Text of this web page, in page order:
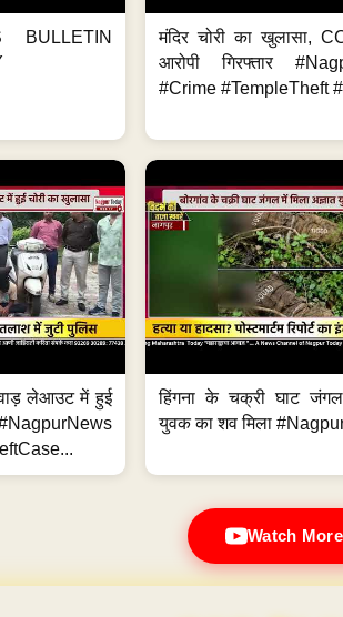
मंदिर चोरी का खुलासा,
आरोपी गिरफ्तार
#Crime #TempleTheft
लेआउट में हुई
हिंगना के चक्री घाट
युवक का शव मिला
Watch More